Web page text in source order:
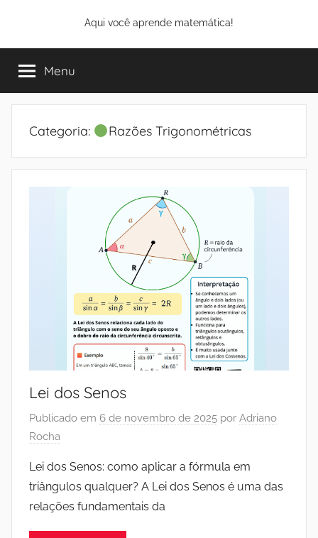
o
conteúdo
Aqui você aprende matemática!
Menu
Categoria: Razões Trigonométricas
Lei dos Senos
Publicado em 6 de novembro de 2025 por Adriano
Rocha
Lei dos Senos: como aplicar a fórmula em
triângulos qualquer? A Lei dos Senos é uma das
relações fundamentais da